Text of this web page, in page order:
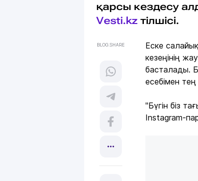
қарсы кездесу
Vesti.kz тілшісі.
BLOG.SHARE
Еске
кезеңінің
басталады.
есебімен
"Бүгін біз
Instagram-